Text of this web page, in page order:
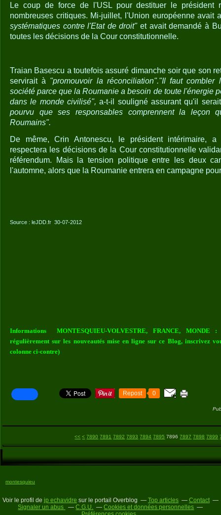
Le coup de force de l'USL pour destituer le président
nombreuses critiques. Mi-juillet, l'Union européenne avait
systématiques contre l'Etat de droit"et avait demandé à
toutes les décisions de la Cour constitutionnelle.
Traian Basescu a toutefois assuré dimanche soir que son
servirait à "promouvoir la réconciliation"."Il faut
société parce que la Roumanie a besoin de toute l'énergie
dans le monde civilisé", a-t-il souligné assurant qu'il
pourvu que ses responsables comprennent la leçon
Roumains".
De même, Crin Antonescu, le président intérimaire,
respectera les décisions de la Cour constitutionnelle
référendum. Mais la tension politique entre les deux
l'automne, alors que la Roumanie entrera en campagne
Source : leJDD.fr 30-07-2012
Informations MONTESQUIEU-VOLVESTRE, FRANCE, MONDE
régulièrement sur les nouveautés mise en ligne sur ce Blog, inscrivez
colonne ci-contre)
Repost 0
<< < 7800
7810
7820
7830
7840
7850
7860
7870
7880
7890 7891 7892 7893 7894 7895 7896 7897 7898 7899
montesquieu
Voir le profil de jp echavidre sur le portail Overblog Top articles
Contact
Signaler un abus
C.G.U.
Cookies et données personnelles